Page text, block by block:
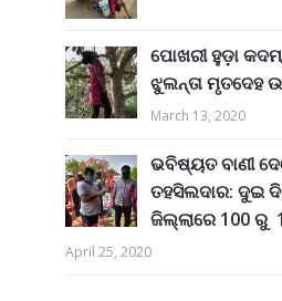
ପୋଖରୀ ହୁଡ଼ା
ଝୁଲନ୍ତା ମୃତଦେହ
March 13, 2020
ଭବିଷ୍ୟତ ବାଣୀ
ତହସିଲଦାର: ଦୁଇ
ଜିଲ୍ଲାରେ 100 ରୁ
April 25, 2020